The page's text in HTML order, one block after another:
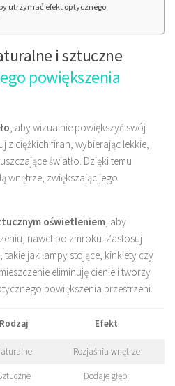
utrzymać efekt optycznego
i sztuczne
powiększenia
, aby wizualnie powiększyć swój
z ciężkich firan, wybierając lekkie,
światło. Dzięki temu
wnętrze, zwiększając jego
oświetleniem , aby
nawet po zmroku. Zastosuj
takie jak lampy stojące, kinkiety czy
eliminuję cienie i tworzy
powiększenia przestrzeni.
Rodzaj Efekt
Rozjaśnia wnętrze
Dodaje głębi